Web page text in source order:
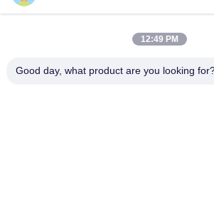
VY420A 유압 정체되는 말뚝박는 기구, 파란
12:49 PM
Good day, what product are you looking